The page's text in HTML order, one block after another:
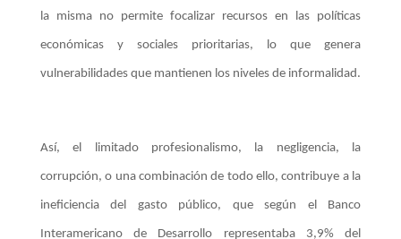
la misma no permite focalizar recursos en las políticas
económicas y sociales prioritarias, lo que genera
vulnerabilidades que mantienen los niveles de informalidad.
Así, el limitado profesionalismo, la negligencia, la
corrupción, o una combinación de todo ello, contribuye a la
ineficiencia del gasto público, que según el Banco
Interamericano de Desarrollo representaba 3,9% del